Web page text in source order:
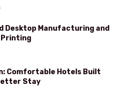
Desktop Manufacturing and
Printing
Comfortable Hotels Built
Stay